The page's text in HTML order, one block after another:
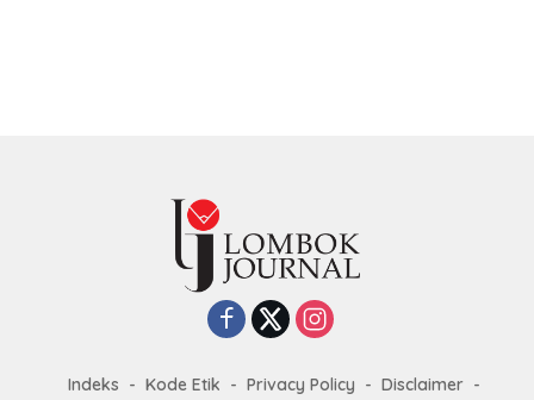
Indeks Kode Etik Privacy Policy
Disclaimer